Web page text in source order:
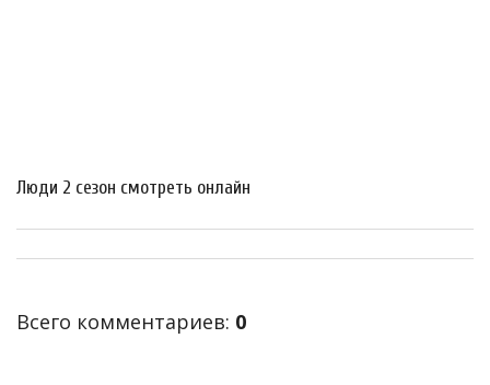
Люди 2 сезон смотреть онлайн
Всего комментариев: 0